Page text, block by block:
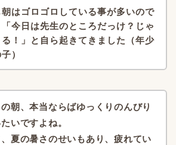
朝はゴロゴロしている事が多いので
「今日は先生のところだっけ？ じゃ
る！」と自ら起きてきました（年少
）
朝、本当ならばゆっくりのんびり
いですよね。
夏の暑さのせいもあり、疲れてい